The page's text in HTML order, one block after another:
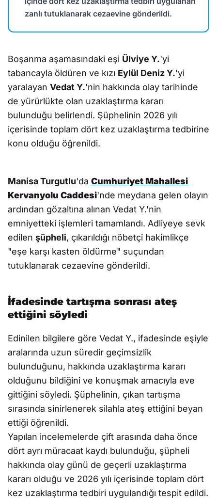
zanlı tutuklanarak cezaevine gönderildi.
Boşanma aşamasındaki eşi Ülviye Y.'yi
tabancayla öldüren ve kızı Eylül Deniz Y.'yi
yaralayan Vedat Y.'nin hakkında olay tarihinde
de yürürlükte olan uzaklaştırma kararı
bulunduğu belirlendi. Şüphelinin 2026 yılı
içerisinde toplam dört kez uzaklaştırma tedbirine
konu olduğu öğrenildi.
Manisa Turgutlu'da Cumhuriyet Mahallesi
Kervanyolu Caddesi'nde meydana gelen olayın
ardından gözaltına alınan Vedat Y.'nin
emniyetteki işlemleri tamamlandı. Adliyeye sevk
edilen şüpheli, çıkarıldığı nöbetçi hakimlikçe
"eşe karşı kasten öldürme" suçundan
tutuklanarak cezaevine gönderildi.
İfadesinde tartışma sonrası ateş
ettiğini söyledi
Edinilen bilgilere göre Vedat Y., ifadesinde eşiyle
aralarında uzun süredir geçimsizlik
bulunduğunu, hakkında uzaklaştırma kararı
olduğunu bildiğini ve konuşmak amacıyla eve
gittiğini söyledi. Şüphelinin, çıkan tartışma
sırasında sinirlenerek silahla ateş ettiğini beyan
ettiği öğrenildi.
Yapılan incelemelerde çift arasında daha önce
dört ayrı müracaat kaydı bulunduğu, şüpheli
hakkında olay günü de geçerli uzaklaştırma
kararı olduğu ve 2026 yılı içerisinde toplam dört
kez uzaklaştırma tedbiri uygulandığı tespit edildi.